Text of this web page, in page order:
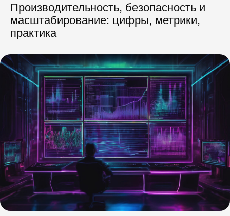
Производительность, безопасность и
масштабирование: цифры, метрики,
практика